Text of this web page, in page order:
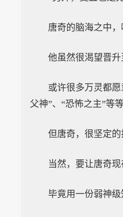
唐奇的脑海之中，
他虽然很渴望晋
或许很多万灵都
父神”、“恐怖之主”等等
但唐奇，很坚定的
当然，要让唐奇
毕竟用一份弱神